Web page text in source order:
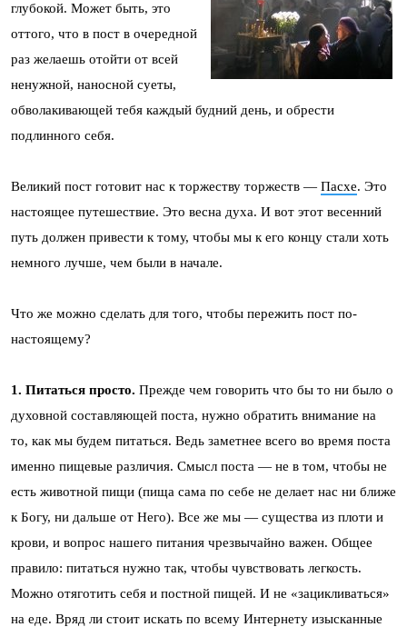
глубокой. Может быть, это
оттого, что в пост в очередной
раз желаешь отойти от всей
ненужной, наносной суеты,
обволакивающей тебя каждый будний день, и обрести
подлинного себя.
Великий пост готовит нас к торжеству торжеств — Пасхе. Это
настоящее путешествие. Это весна духа. И вот этот весенний
путь должен привести к тому, чтобы мы к его концу стали хоть
немного лучше, чем были в начале.
Что же можно сделать для того, чтобы пережить пост по-
настоящему?
1. Питаться просто. Прежде чем говорить что бы то ни было о
духовной составляющей поста, нужно обратить внимание на
то, как мы будем питаться. Ведь заметнее всего во время поста
именно пищевые различия. Смысл поста — не в том, чтобы не
есть животной пищи (пища сама по себе не делает нас ни ближе
к Богу, ни дальше от Него). Все же мы — существа из плоти и
крови, и вопрос нашего питания чрезвычайно важен. Общее
правило: питаться нужно так, чтобы чувствовать легкость.
Можно отяготить себя и постной пищей. И не «зацикливаться»
на еде. Вряд ли стоит искать по всему Интернету изысканные